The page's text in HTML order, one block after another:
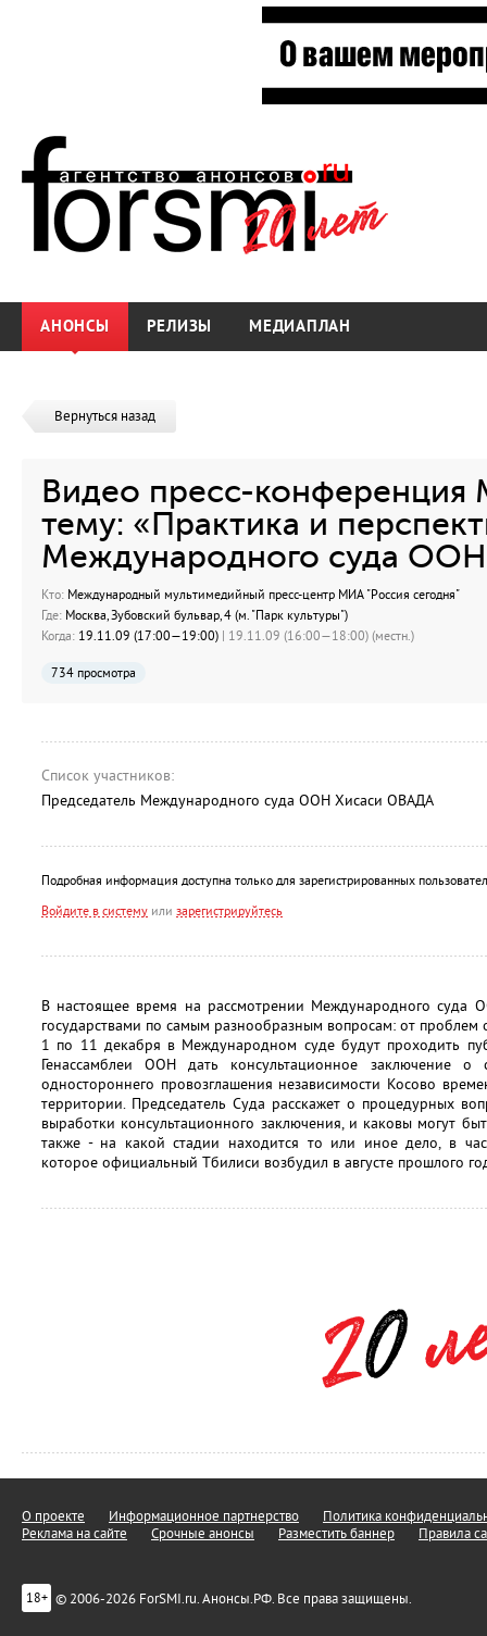
АНОНСЫ РЕЛИЗЫ МЕДИАПЛАН
Вернуться назад
Видео пресс-конференция
тему: «Практика и
Международного суда
Кто: Международный мультимедийный пресс-центр МИА "Россия сегодня"
Где: Москва, Зубовский бульвар, 4 (м. "Парк культуры")
Когда: 19.11.09 (17:00—19:00) | 19.11.09 (16:00—18:00) (местн.)
734 просмотра
Список участников:
Председатель Международного суда ООН Хисаси ОВАДА
Подробная информация доступна только для зарегистрированных
Войдите в систему или зарегистрируйтесь
В настоящее время на рассмотрении Международного суда
государствами по самым разнообразным вопросам: от
1 по 11 декабря в Международном суде будут проходить
Генассамблеи ООН дать консультационное заключение о
одностороннего провозглашения независимости Косово
территории. Председатель Суда расскажет о процедурных
выработки консультационного заключения, и каковы могут
также - на какой стадии находится то или иное дело, в
которое официальный Тбилиси возбудил в августе прошлого
О проекте Информационное партнерство
Политика
Реклама на сайте
Срочные анонсы Разместить баннер Правила
18+ © 2006-2026 ForSMI.ru. Анонсы.РФ. Все права защищены.